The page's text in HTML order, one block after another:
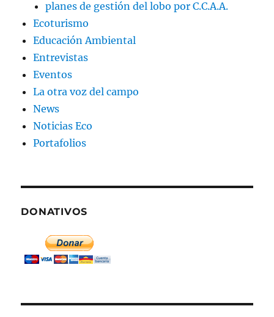
planes de gestión del lobo por C.C.A.A.
Ecoturismo
Educación Ambiental
Entrevistas
Eventos
La otra voz del campo
News
Noticias Eco
Portafolios
DONATIVOS